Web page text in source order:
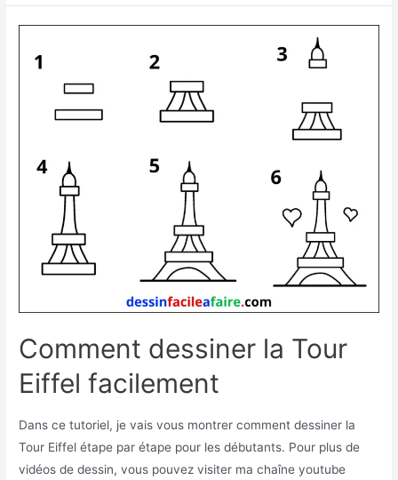
facile
Comment dessiner la Tour
Eiffel facilement
Dans ce tutoriel, je vais vous montrer comment dessiner la
Tour Eiffel étape par étape pour les débutants. Pour plus de
vidéos de dessin, vous pouvez visiter ma chaîne youtube